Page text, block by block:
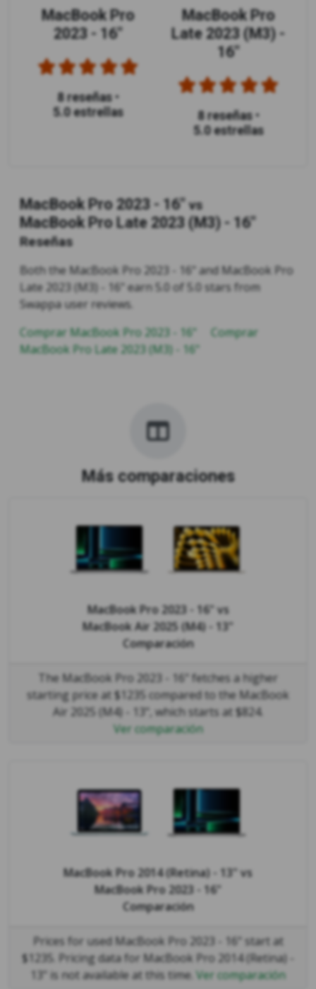
MacBook Pro
2023 - 16"
8 reseñas •
5.0 estrellas
MacBook Pro
Late 2023 (M3) -
16"
8 reseñas •
5.0 estrellas
MacBook Pro 2023 - 16" vs
MacBook Pro Late 2023 (M3) - 16"
Reseñas
Both the MacBook Pro 2023 - 16" and MacBook Pro
Late 2023 (M3) - 16" earn 5.0 of 5.0 stars from
Swappa user reviews.
Comprar MacBook Pro 2023 - 16"
Comprar
MacBook Pro Late 2023 (M3) - 16"
Más comparaciones
MacBook Pro 2023 - 16" vs
MacBook Air 2025 (M4) - 13"
Comparación
The MacBook Pro 2023 - 16" fetches a higher
starting price at $1235 compared to the MacBook
Air 2025 (M4) - 13", which starts at $824.
Ver comparación
MacBook Pro 2014 (Retina) - 13" vs
MacBook Pro 2023 - 16"
Comparación
Prices for used MacBook Pro 2023 - 16" start at
$1235. Pricing data for MacBook Pro 2014 (Retina) -
13" is not available at this time. Ver comparación